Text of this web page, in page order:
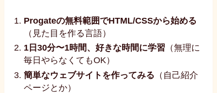
Progateの無料範囲でHTML/CSSから始める
（見た目を作る言語）
1日30分〜1時間、好きな時間に学習 （無理に
毎日やらなくてもOK）
簡単なウェブサイトを作ってみる （自己紹介
ページとか）